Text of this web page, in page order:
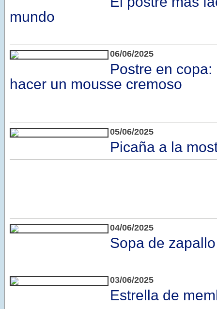
mundo
06/06/2025
Postre en
hacer un mousse cremoso
05/06/2025
Picaña a la
04/06/2025
Sopa de zapallo
03/06/2025
Estrella de